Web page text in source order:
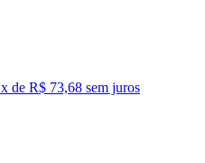
x de R$ 73,68 sem juros